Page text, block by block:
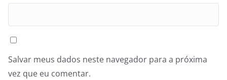
Salvar meus dados neste navegador para a próxima
vez que eu comentar.